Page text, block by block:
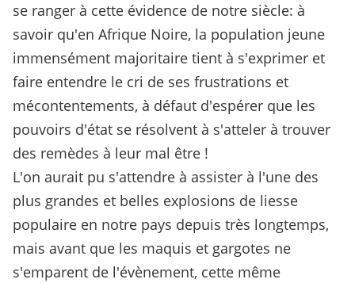
se ranger à cette évidence de notre siècle: à
savoir qu'en Afrique Noire, la population jeune
immensément majoritaire tient à s'exprimer et
faire entendre le cri de ses frustrations et
mécontentements, à défaut d'espérer que les
pouvoirs d'état se résolvent à s'atteler à trouver
des remèdes à leur mal être !
L'on aurait pu s'attendre à assister à l'une des
plus grandes et belles explosions de liesse
populaire en notre pays depuis très longtemps,
mais avant que les maquis et gargotes ne
s'emparent de l'évènement, cette même